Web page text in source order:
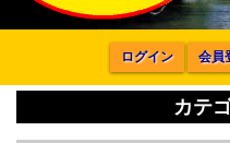
ログイン 会員
カテ